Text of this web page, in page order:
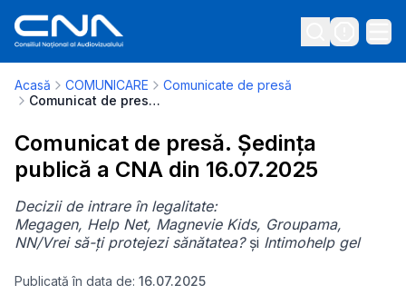
Acasă COMUNICARE
Comunicate de presă
Comunicat de presă. Ședința publică a CNA din 16.07.2025
Comunicat de presă. Ședința
publică a CNA din 16.07.2025
Decizii de intrare în legalitate:
Megagen, Help Net, Magnevie Kids, Groupama,
NN/Vrei să-ți protejezi sănătatea?și Intimohelp gel
Publicată în data de: 16.07.2025